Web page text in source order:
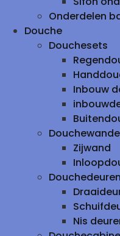
Onderdelen
Douche
Douchesets
Inbouw
Zijwand
Douchedeuren
Nis